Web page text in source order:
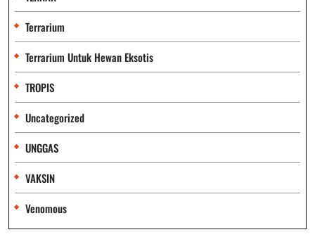
Terrarium
Terrarium Untuk Hewan Eksotis
TROPIS
Uncategorized
UNGGAS
VAKSIN
Venomous